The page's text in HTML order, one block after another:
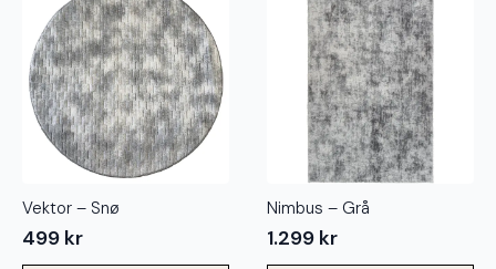
Vektor – Snø
499 kr
Nimbus – Grå
1.299 kr